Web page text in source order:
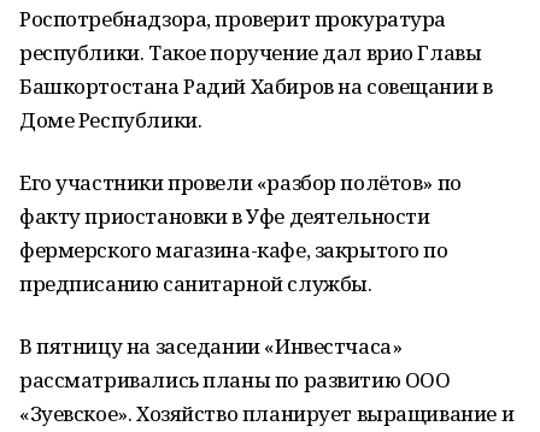
Роспотребнадзора, проверит прокуратура
республики. Такое поручение дал врио Главы
Башкортостана Радий Хабиров на совещании в
Доме Республики.
Его участники провели «разбор полётов» по
факту приостановки в Уфе деятельности
фермерского магазина-кафе, закрытого по
предписанию санитарной службы.
В пятницу на заседании «Инвестчаса»
рассматривались планы по развитию ООО
«Зуевское». Хозяйство планирует выращивание и